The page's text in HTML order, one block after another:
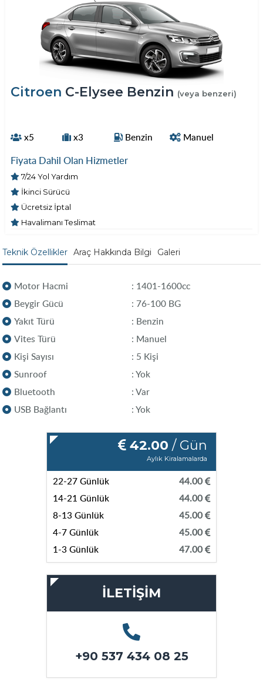
Citroen C-Elysee Benzin (veya benzeri)
x5 x3 Benzin Manuel
Fiyata Dahil Olan Hizmetler
7/24 Yol Yardım
İkinci Sürücü
Ücretsiz İptal
Havalimanı Teslimat
Teknik Özellikler Araç Hakkında Bilgi Galeri
Motor Hacmi
: 1401-1600cc
Beygir Gücü
: 76-100 BG
Yakıt Türü
: Benzin
Vites Türü
: Manuel
Kişi Sayısı
: 5 Kişi
Sunroof
: Yok
Bluetooth
: Var
USB Bağlantı
: Yok
42.00 / Gün
Aylık Kiralamalarda
22-27 Günlük
14-21 Günlük
8-13 Günlük
4-7 Günlük
1-3 Günlük
44.00
44.00
45.00
45.00
47.00
İLETİŞİM
+90 537 434 08 25